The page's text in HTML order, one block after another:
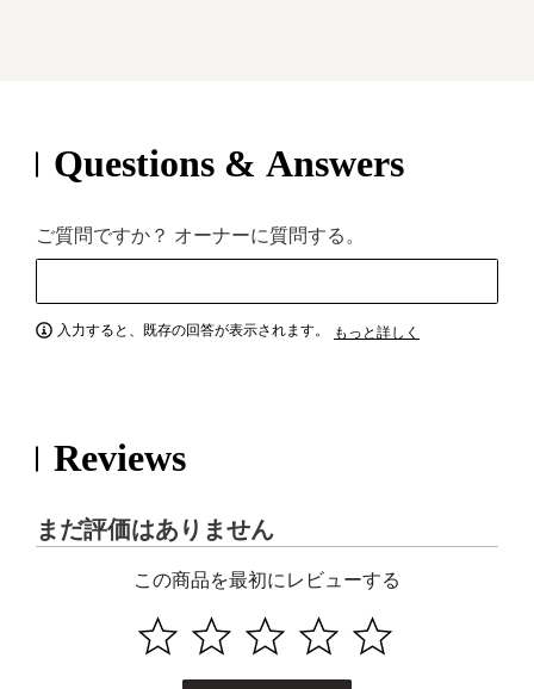
Questions & Answers
ご質問ですか？ オーナーに質問する。
入力すると、既存の回答が表示されます。 もっと詳しく
Reviews
まだ評価はありません
この商品を最初にレビューする